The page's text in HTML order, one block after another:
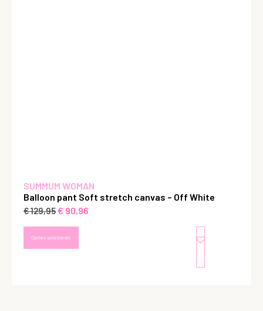
SUMMUM WOMAN
Balloon pant Soft stretch canvas – Off White
€129,95€ 90,96
Opties selecteren